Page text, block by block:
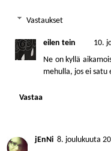
Vastaukset
eilen tein
10.
Ne on kyllä
mehulla, jos ei
Vastaa
jEnNi 8. joulukuuta